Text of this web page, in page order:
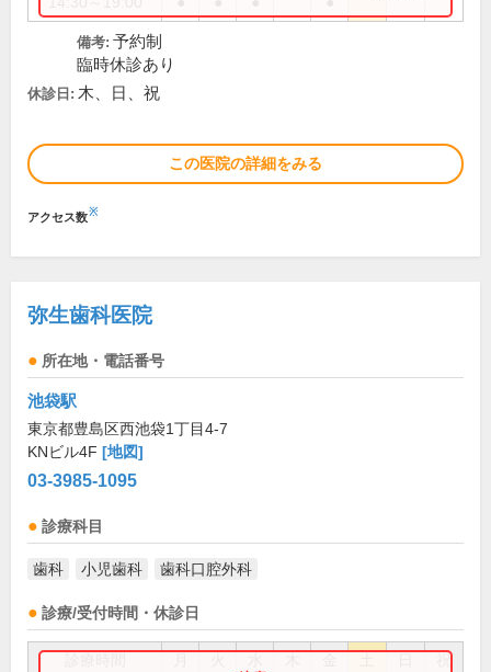
備考: 予約制
臨時休診あり
休診日: 木、日、祝
この医院の詳細をみる
アクセス数※
弥生歯科医院
所在地・電話番号
池袋駅
東京都豊島区西池袋1丁目4-7
KNビル4F [地図]
03-3985-1095
診療科目
歯科 小児歯科 歯科口腔外科
診療/受付時間・休診日
祝